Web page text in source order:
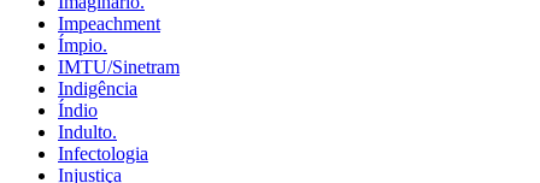
Impeachment
Ímpio.
IMTU/Sinetram
Indigência
Índio
Indulto.
Infectologia
Injustiça